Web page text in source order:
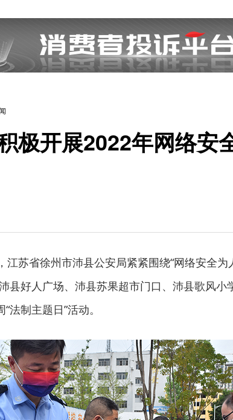
极开展2022年网络安
江苏省徐州市沛县公安局紧紧围绕“网络安全为
县好人广场、沛县苏果超市门口、沛县歌风小
法制主题日”活动。